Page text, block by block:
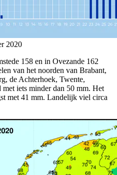
2020
158 en in Ovezande 162
van het noorden van Brabant,
de Achterhoek, Twente,
iets minder dan 50 mm. Het
met 41 mm. Landelijk viel circa